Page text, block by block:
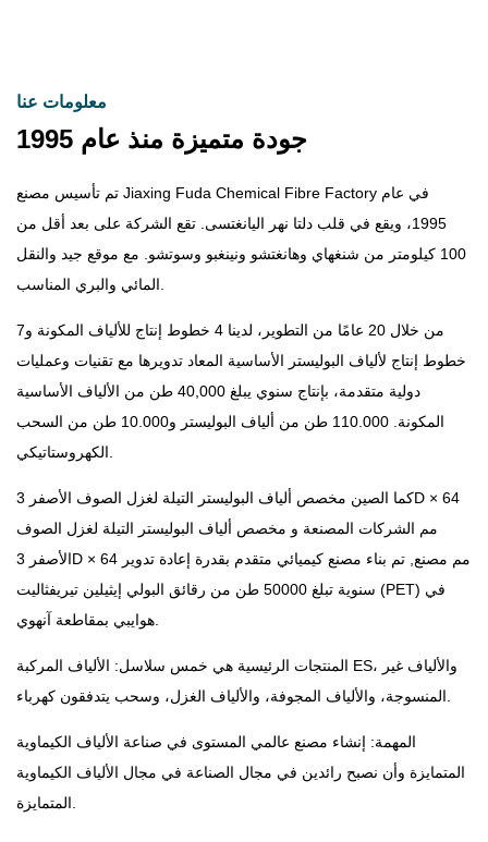
معلومات عنا
جودة متميزة منذ عام 1995
تم تأسيس مصنع Jiaxing Fuda Chemical Fibre Factory في عام
1995، ويقع في قلب دلتا نهر اليانغتسى. تقع الشركة على بعد أقل من
100 كيلومتر من شنغهاي وهانغتشو ونينغبو وسوتشو. مع موقع جيد والنقل
من خلال 20 عامًا من التطوير، لدينا 4 خطوط إنتاج للألياف المكونة و7
خطوط إنتاج لألياف البوليستر الأساسية المعاد تدويرها مع تقنيات وعمليات
دولية متقدمة، بإنتاج سنوي يبلغ 40,000 طن من الألياف الأساسية
المكونة. 110.000 طن من ألياف البوليستر و10.000 طن من السحب
كما الصين
مخصص ألياف البوليستر التيلة لغزل الصوف الأصفر 3D × 64
مم الشركات المصنعة و مخصص ألياف البوليستر التيلة لغزل الصوف
الأصفر 3D × 64 مم مصنع , تم بناء مصنع كيميائي متقدم بقدرة إعادة تدوير
سنوية تبلغ 50000 طن من رقائق البولي إيثيلين تيريفثاليت (PET) في
المنتجات الرئيسية هي خمس سلاسل: الألياف المركبة ES، والألياف غير
المهمة: إنشاء مصنع عالمي المستوى في صناعة الألياف الكيماوية
المتمايزة وأن نصبح رائدين في مجال الصناعة في مجال الألياف الكيماوية